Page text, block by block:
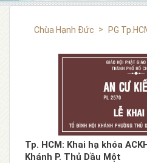
Chùa Hạnh Đức PG
Tp. HCM: Khai hạ khóa
Khánh P. Thủ Dầu Một